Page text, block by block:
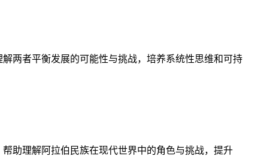
两者平衡发展的可能性与挑战，培养系统性思维和可持
助理解阿拉伯民族在现代世界中的角色与挑战，提升